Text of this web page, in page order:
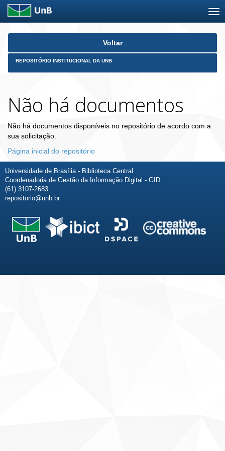
Skip
Voltar
REPOSITÓRIO INSTITUCIONAL DA UNB
Não há documentos
Não há documentos disponíveis no repositório de acordo com a
sua solicitação.
Página inicial do repositório
Universidade de Brasília - Biblioteca Central
Coordenadoria de Gestão da Informação Digital - GID
(61) 3107-2683
repositorio@unb.br